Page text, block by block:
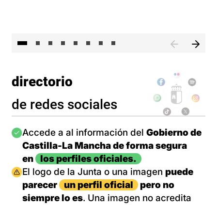
directorio
de redes sociales
Imagen
Accede a al información del Gobierno de
Castilla-La Mancha de forma segura
en
los perfiles oficiales.
Imagen
El logo de la Junta o una imagen puede
parecer
un perfil oficial
pero no
siempre lo es. Una imagen no acredita